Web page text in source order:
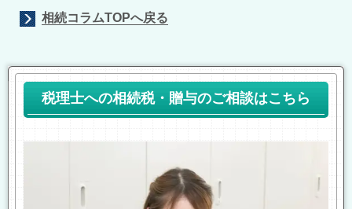
相続コラムTOPへ戻る
税理士への相続税・贈与のご相談はこちら